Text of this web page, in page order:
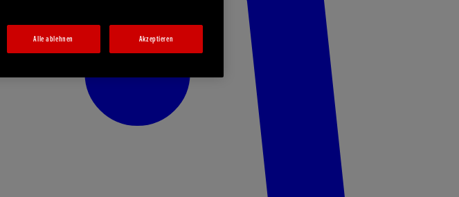
Alle ablehnen Akzeptieren